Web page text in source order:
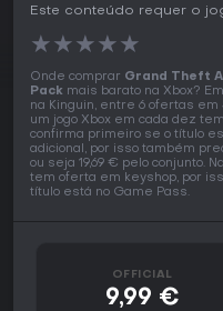
Este conteúdo requer o
★★★★★
Onde comprar Grand Theft
Pack mais barato na Xbox?
na Kinguin, entre 6 ofertas em
um jogo Xbox em cada dez
confirma primeiro se o título
adicional, por isso também
ou seja 19,69 € pelo conjunto.
tem oferta em keyshop, por
título está no Game Pass.
OFFICIAL
9,99 €